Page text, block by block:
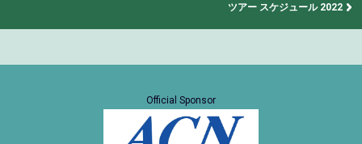
ツアー スケジュール 2022
Official Sponsor